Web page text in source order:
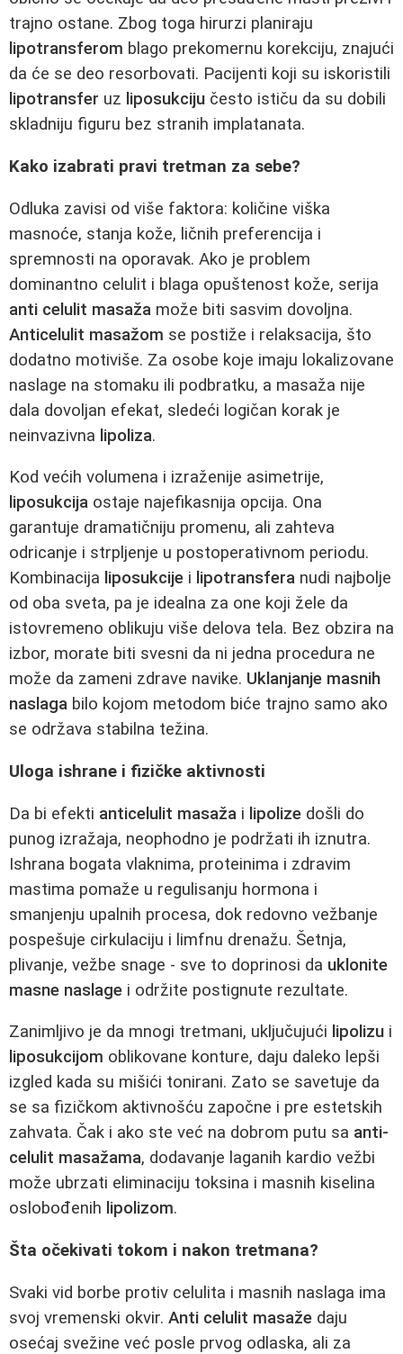
trajno ostane. Zbog toga hirurzi planiraju
lipotransferom blago prekomernu korekciju, znajući
da će se deo resorbovati. Pacijenti koji su iskoristili
lipotransfer uz liposukciju često ističu da su dobili
skladniju figuru bez stranih implatanata.
Kako izabrati pravi tretman za sebe?
Odluka zavisi od više faktora: količine viška
masnoće, stanja kože, ličnih preferencija i
spremnosti na oporavak. Ako je problem
dominantno celulit i blaga opuštenost kože, serija
anti celulit masaža može biti sasvim dovoljna.
Anticelulit masažom se postiže i relaksacija, što
dodatno motiviše. Za osobe koje imaju lokalizovane
naslage na stomaku ili podbratku, a masaža nije
dala dovoljan efekat, sledeći logičan korak je
neinvazivna lipoliza.
Kod većih volumena i izraženije asimetrije,
liposukcija ostaje najefikasnija opcija. Ona
garantuje dramatičniju promenu, ali zahteva
odricanje i strpljenje u postoperativnom periodu.
Kombinacija liposukcije i lipotransfera nudi najbolje
od oba sveta, pa je idealna za one koji žele da
istovremeno oblikuju više delova tela. Bez obzira na
izbor, morate biti svesni da ni jedna procedura ne
može da zameni zdrave navike. Uklanjanje masnih
naslaga bilo kojom metodom biće trajno samo ako
se održava stabilna težina.
Uloga ishrane i fizičke aktivnosti
Da bi efekti anticelulit masaža i lipolize došli do
punog izražaja, neophodno je podržati ih iznutra.
Ishrana bogata vlaknima, proteinima i zdravim
mastima pomaže u regulisanju hormona i
smanjenju upalnih procesa, dok redovno vežbanje
pospešuje cirkulaciju i limfnu drenažu. Šetnja,
plivanje, vežbe snage - sve to doprinosi da uklonite
masne naslage i održite postignute rezultate.
Zanimljivo je da mnogi tretmani, uključujući lipolizu i
liposukcijom oblikovane konture, daju daleko lepši
izgled kada su mišići tonirani. Zato se savetuje da
se sa fizičkom aktivnošću započne i pre estetskih
zahvata. Čak i ako ste već na dobrom putu sa anti-
celulit masažama, dodavanje laganih kardio vežbi
može ubrzati eliminaciju toksina i masnih kiselina
oslobođenih lipolizom.
Šta očekivati tokom i nakon tretmana?
Svaki vid borbe protiv celulita i masnih naslaga ima
svoj vremenski okvir. Anti celulit masaže daju
osećaj svežine već posle prvog odlaska, ali za